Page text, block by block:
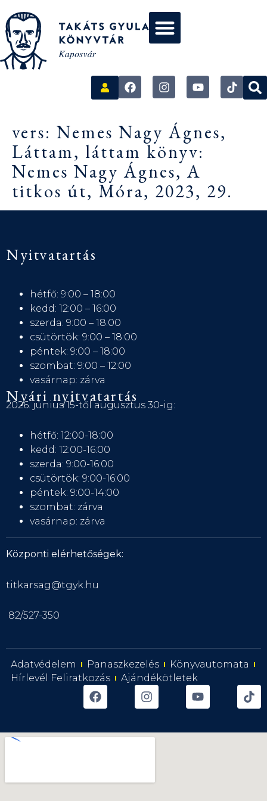
vers: Nemes Nagy Ágnes,
Láttam, láttam könyv:
Nemes Nagy Ágnes, A
titkos út, Móra, 2023, 29.
Nyitvatartás
hétfő: 9:00 – 18:00
kedd: 12:00 – 16:00
szerda: 9:00 – 18:00
csütörtök: 9:00 – 18:00
péntek: 9:00 – 18:00
szombat: 9:00 – 12:00
vasárnap: zárva
Nyári nyitvatartás
2026. június 15-től augusztus 30-ig:
hétfő: 12:00-18:00
kedd: 12:00-16:00
szerda: 9:00-16:00
csütörtök: 9:00-16:00
péntek: 9:00-14:00
szombat: zárva
vasárnap: zárva
Központi elérhetőségek:
titkarsag@tgyk.hu
82/527-350
Adatvédelem Panaszkezelés
Könyvautomata
Hírlevél Feliratkozás
Ajándékötletek